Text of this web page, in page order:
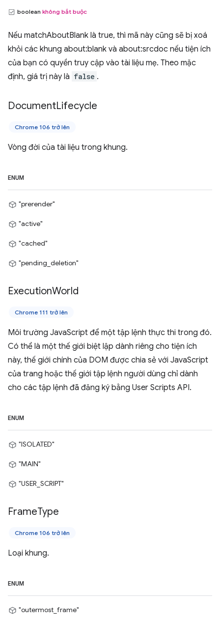
boolean không bắt buộc
Nếu matchAboutBlank là true, thì mã này cũng sẽ bị xoá
khỏi các khung about:blank và about:srcdoc nếu tiện ích
của bạn có quyền truy cập vào tài liệu mẹ. Theo mặc
định, giá trị này là false .
DocumentLifecycle
Chrome 106 trở lên
Vòng đời của tài liệu trong khung.
ENUM
"prerender"
"active"
"cached"
"pending_deletion"
ExecutionWorld
Chrome 111 trở lên
Môi trường JavaScript để một tập lệnh thực thi trong đó.
Có thể là một thế giới biệt lập dành riêng cho tiện ích
này, thế giới chính của DOM được chia sẻ với JavaScript
của trang hoặc thế giới tập lệnh người dùng chỉ dành
cho các tập lệnh đã đăng ký bằng User Scripts API.
ENUM
"ISOLATED"
"MAIN"
"USER_SCRIPT"
FrameType
Chrome 106 trở lên
Loại khung.
ENUM
"outermost_frame"